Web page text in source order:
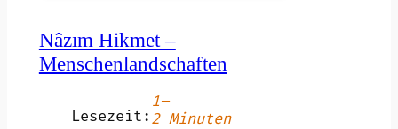
Nâzım Hikmet –
Menschenlandschaften
Lesezeit:
1–
2 Minuten